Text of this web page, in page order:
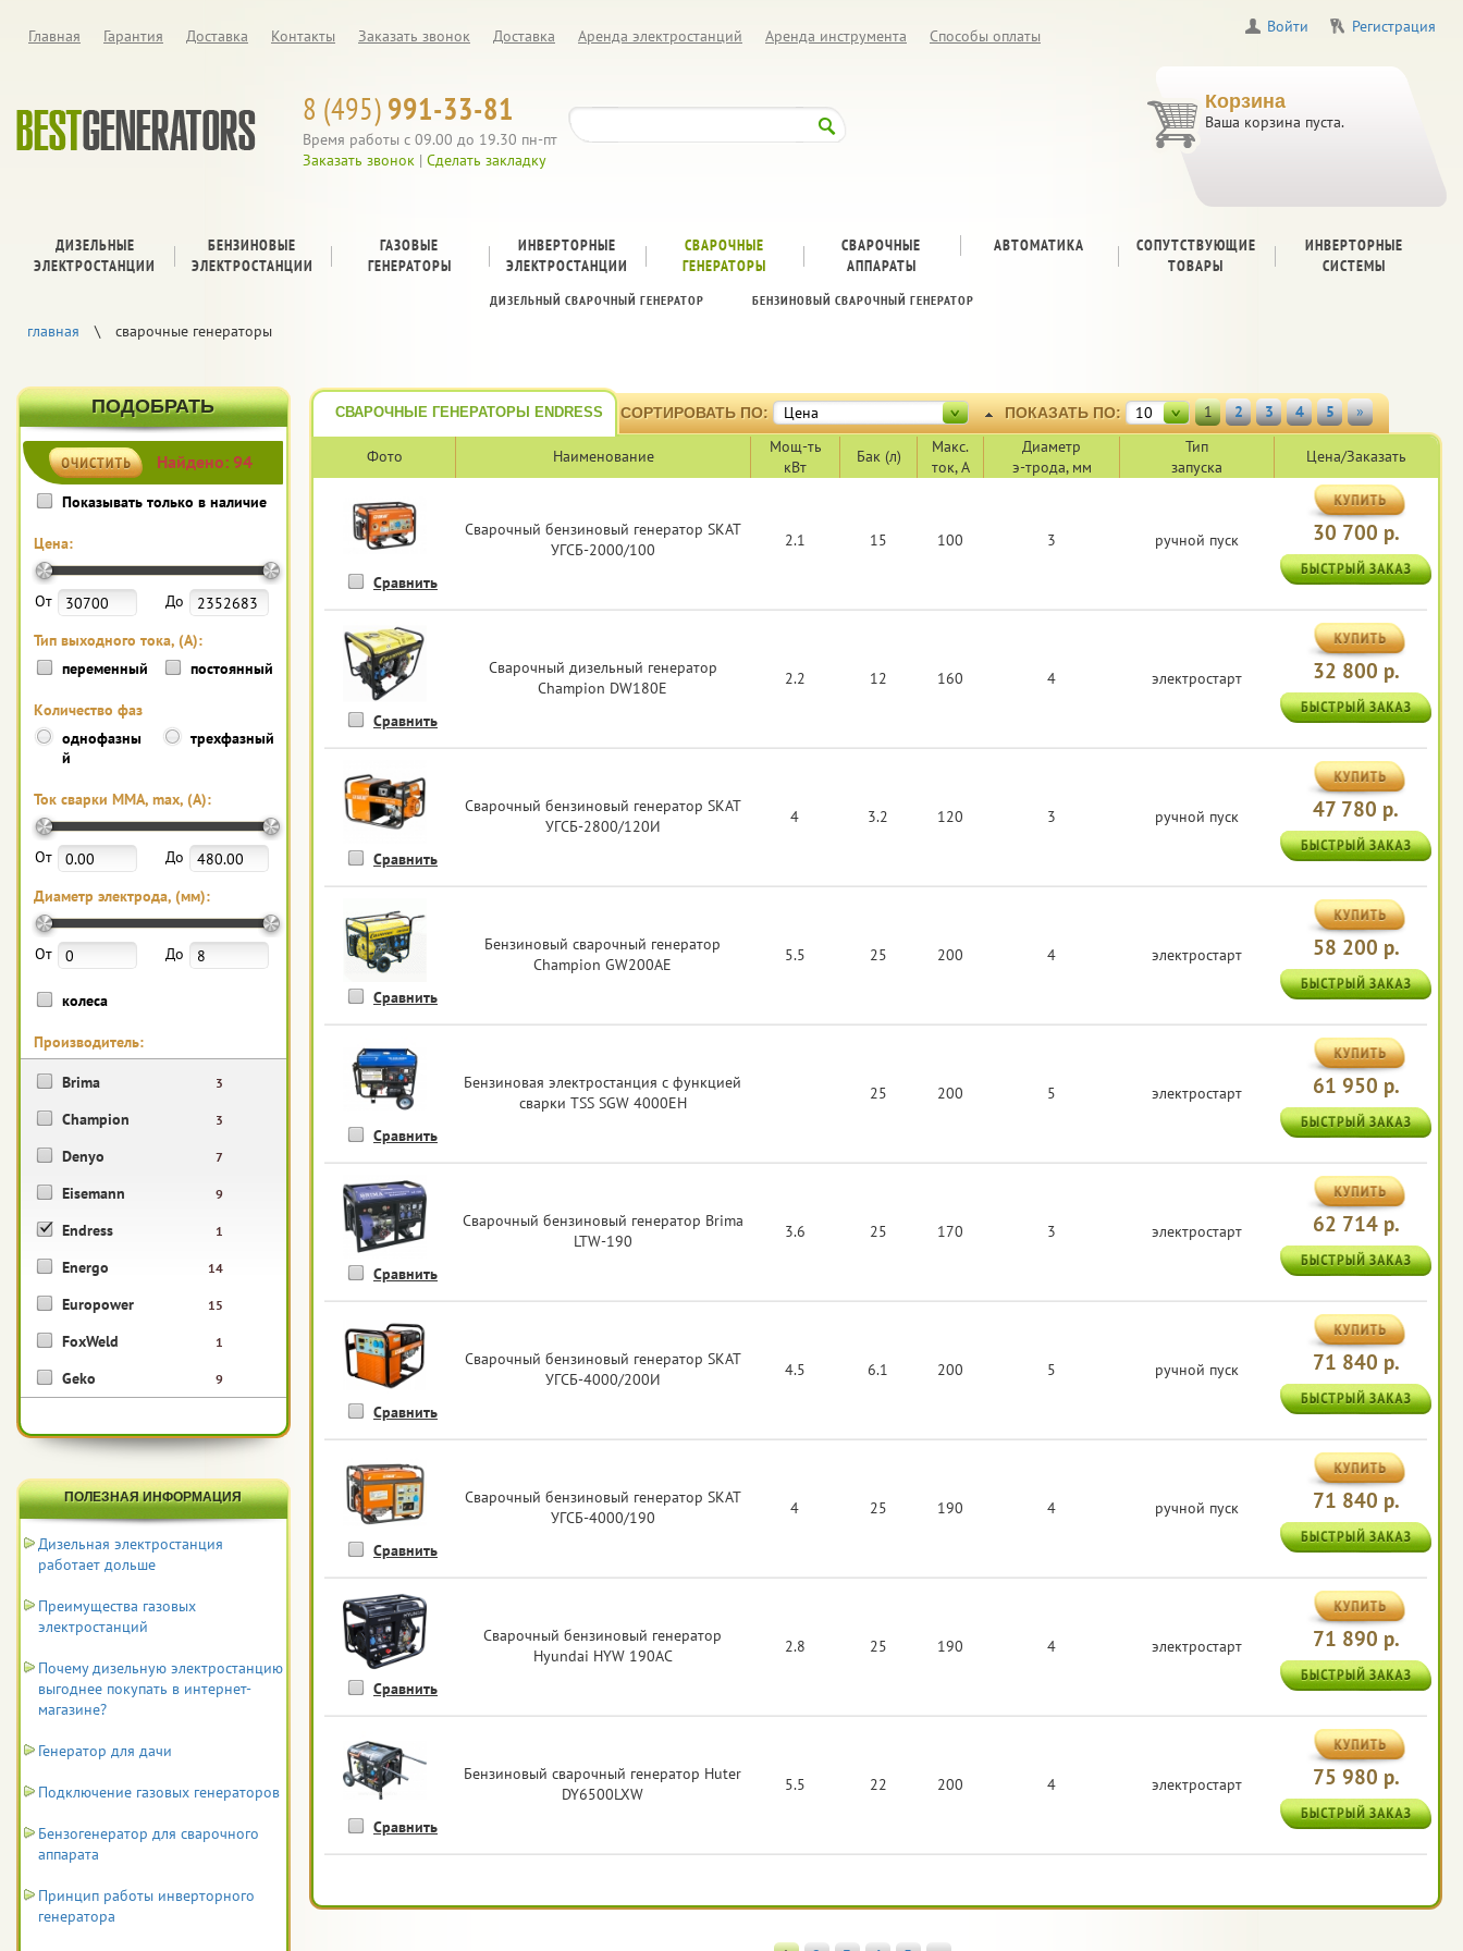
Главная Гарантия Доставка Контакты Заказать звонок Доставка Аренда электростанций Аренда инструмента Способы оплаты Войти Регистрация
8 (495)991-33-81
Время работы с 09.00 до 19.30 пн-пт
Заказать звонок| Сделать закладку
Корзина
Ваша корзина пуста.
ДИЗЕЛЬНЫЕ
ЭЛЕКТРОСТАНЦИИ
БЕНЗИНОВЫЕ
ЭЛЕКТРОСТАНЦИИ
ГАЗОВЫЕ
ГЕНЕРАТОРЫ
ИНВЕРТОРНЫЕ
ЭЛЕКТРОСТАНЦИИ
СВАРОЧНЫЕ
ГЕНЕРАТОРЫ
ДИЗЕЛЬНЫЙ СВАРОЧНЫЙ ГЕНЕРАТОР БЕНЗИНОВЫЙ СВАРОЧНЫЙ ГЕНЕРАТОР
CВАРОЧНЫЕ
АППАРАТЫ
АВТОМАТИКА
СОПУТСТВУЮЩИЕ
ТОВАРЫ
ИНВЕРТОРНЫЕ
СИСТЕМЫ
главная \ сварочные генераторы
СВАРОЧНЫЕ ГЕНЕРАТОРЫ ENDRESS СОРТИРОВАТЬ ПО: Цена ПОКАЗАТЬ ПО: 10 1 2 3 4 5 »
Фото Наименование
Мощ-ть
кВт
Бак (л)
Макс.
ток, А
Диамeтр
э-трода, мм
Тип
запуска
Цена/Заказать
Сравнить
Сварочный бензиновый генератор SKAT
УГСБ-2000/100
2.1 15 100 3 ручной пуск 30 700 р.
Сравнить
Сварочный дизельный генератор
Champion DW180E
2.2 12 160 4 электростарт 32 800 р.
Сравнить
Сварочный бензиновый генератор SKAT
УГСБ-2800/120И
4 3.2 120 3 ручной пуск 47 780 р.
Сравнить
Бензиновый сварочный генератор
Champion GW200AE
5.5 25 200 4 электростарт 58 200 р.
Сравнить
Бензиновая электростанция с функцией
сварки TSS SGW 4000EH
25 200 5 электростарт 61 950 р.
Сравнить
Сварочный бензиновый генератор Brima
LTW-190
3.6 25 170 3 электростарт 62 714 р.
Сравнить
Сварочный бензиновый генератор SKAT
УГСБ-4000/200И
4.5 6.1 200 5 ручной пуск 71 840 р.
Сравнить
Сварочный бензиновый генератор SKAT
УГСБ-4000/190
4 25 190 4 ручной пуск 71 840 р.
Сравнить
Сварочный бензиновый генератор
Hyundai HYW 190AC
2.8 25 190 4 электростарт 71 890 р.
Сравнить
Бензиновый сварочный генератор Huter
DY6500LXW
5.5 22 200 4 электростарт 75 980 р.
ПОДОБРАТЬ
Найдено: 94
Показывать только в наличие
Цена:
От
До
Тип выходного тока, (А):
переменный
постоянный
Количество фаз
однофазны
й
трехфазный
Ток сварки MMA, max, (А):
От
До
Диаметр электрода, (мм):
От До
колеса
Производитель:
Brima 3
Champion 3
Denyo 7
Eisemann 9
Endress 1
Energo 14
Europower 15
FoxWeld 1
Geko 9
Huter 1
Hyundai 2
Mitsui 1
Patriot
SDMO
Skat
Toyo 2
Tss
ПОЛЕЗНАЯ ИНФОРМАЦИЯ
Дизельная электростанция
работает дольше
Преимущества газовых
электростанций
Почему дизельную электростанцию
выгоднее покупать в интернет-
магазине?
Генератор для дачи
Подключение газовых генераторов
Бензогенератор для сварочного
аппарата
Принцип работы инверторного
генератора